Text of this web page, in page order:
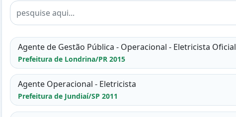
Agente de Gestão Pública - Operacional - Eletricista Oficial
Prefeitura de Londrina/PR 2015
Agente Operacional - Eletricista
Prefeitura de Jundiaí/SP 2011